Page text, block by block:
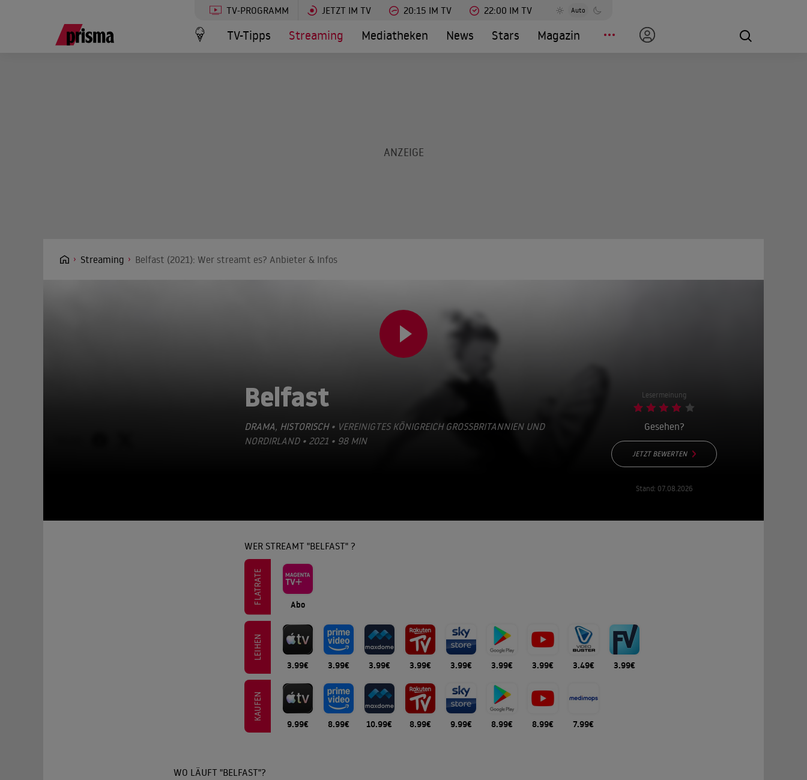
TV-PROGRAMM JETZT IM TV 20:15 IM TV 22:00 IM TV Auto
TV-Tipps Streaming Mediatheken News Stars Magazin
Streaming Belfast (2021): Wer streamt es? Anbieter & Infos
Belfast
DRAMA, HISTORISCH• VEREINIGTES KÖNIGREICH GROSSBRITANNIEN UND N
ORDIRLAND • 2021 • 98 MIN
Lesermeinung
Gesehen?
JETZT BEWERTEN
Stand: 07.08.2026
WER STREAMT "BELFAST" ?
FLATRATE Abo
LEIHEN
3.99€ 3.99€ 3.99€ 3.99€ 3.99€ 3.99€ 3.99€ 3.49€ 3.99€
KAUFEN
9.99€ 8.99€ 10.99€ 8.99€ 9.99€ 8.99€ 8.99€ 7.99€
WO LÄUFT "BELFAST"?